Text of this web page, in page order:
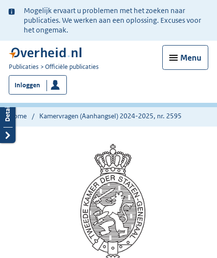
Ter
informatie:
Mogelijk ervaart u problemen met het zoeken naar
publicaties. We werken aan een oplossing. Excuses voor
het ongemak.
Menu
U
bent
nu
hier:
Publicaties Officiële publicaties
Inloggen
Home Kamervragen (Aanhangsel) 2024-2025, nr. 2595